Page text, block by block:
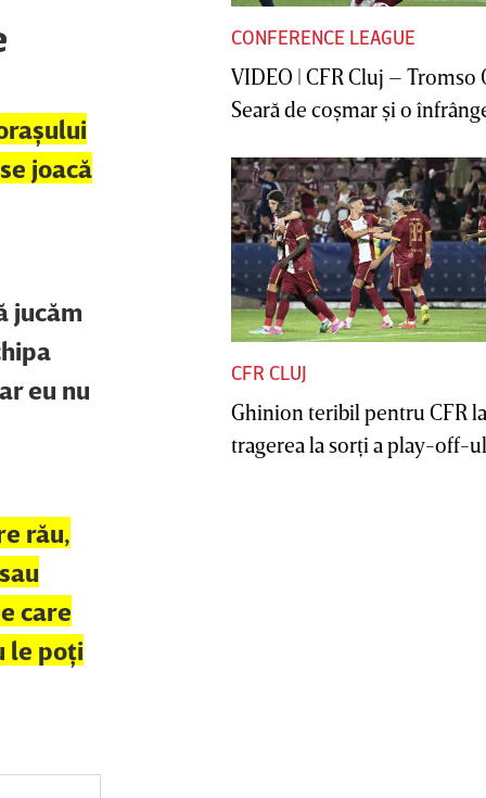
joacă
jucăm
eu nu
rău,
care
le poţi
CONFERENCE LEAGUE
VIDEO | CFR Cluj – Tromso
Seară de coşmar şi o
CFR CLUJ
Ghinion teribil pentru CFR la
tragerea la sorţi a play-off-